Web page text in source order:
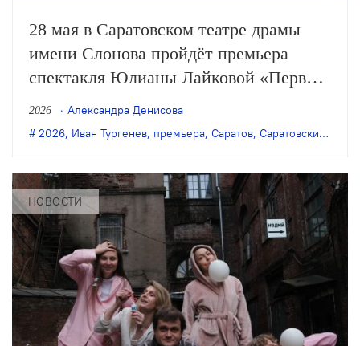
28 мая в Саратовском театре драмы
имени Слонова пройдёт премьера
спектакля Юлианы Лайковой «Первая
любовь» по одноимённой повести
Тургенева.
2026
Александра Денисова
2026, Иван Тургенев, премьера, Саратов, Саратовский театр драмы имени И. А. Слонова
НОВОСТИ